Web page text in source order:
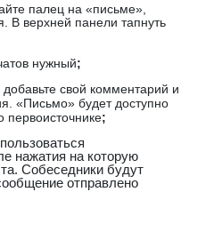
палец на «письме»,
В верхней панели тапнуть
нужный;
свой комментарий и
«Письмо» будет доступно
первоисточнике;
нажатия на которую
Собеседники будут
отправлено